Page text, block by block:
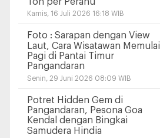
Ton per Perahu
Kamis, 16 Juli 2026 16:18 WIB
Foto : Sarapan dengan View
Laut, Cara Wisatawan Memulai
Pagi di Pantai Timur
Pangandaran
Senin, 29 Juni 2026 08:09 WIB
Potret Hidden Gem di
Pangandaran, Pesona Goa
Kendal dengan Bingkai
Samudera Hindia